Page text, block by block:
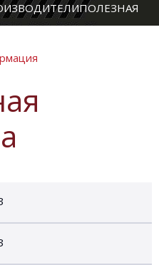
ПОЛЕЗНАЯ